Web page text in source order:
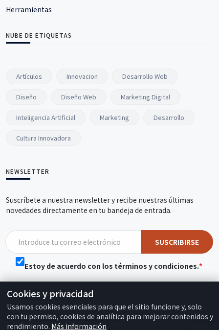
Herramientas
NUBE DE ETIQUETAS
Artículos Innovacion Desarrollo Web
Diseño Diseño Web Marketing Digital
Inteligencia Artificial Marketing Desarrollo
Cultura Innovadora
NEWSLETTER
Suscríbete a nuestra newsletter y recibe nuestras últimas
novedades directamente en tu bandeja de entrada.
SUSCRIBIRSE
Estoy de acuerdo con los términos y condiciones.
© 2026, Chiyana Simões All rights reserved
Cookies y privacidad
Usamos cookies esenciales para que el sitio funcione y, solo
con tu permiso, cookies de analítica para mejorar contenidos y
rendimiento. Más información